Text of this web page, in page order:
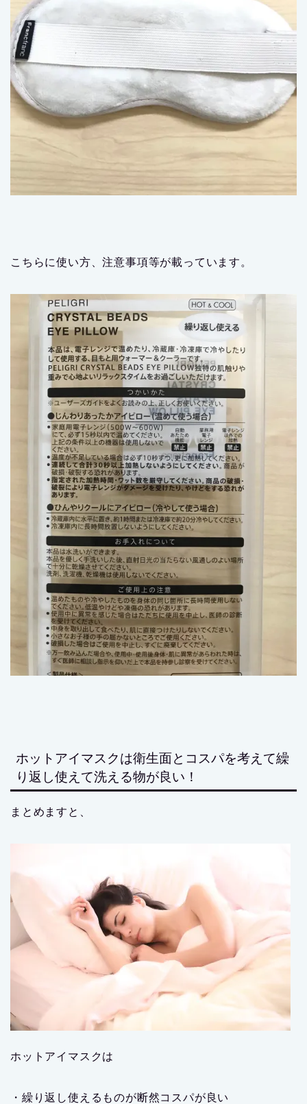
こちらに使い方、注意事項等が載っています。
ホットアイマスクは衛生面とコスパを考えて繰
り返し使えて洗える物が良い！
まとめますと、
ホットアイマスクは
・繰り返し使えるものが断然コスパが良い